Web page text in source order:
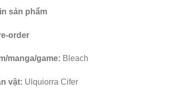
sản phẩm
order
manga/game: Bleach
vật: Ulquiorra Cifer